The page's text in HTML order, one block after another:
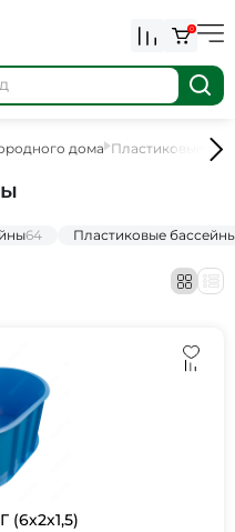
0
дома Пластиковые
64 Пластиковые